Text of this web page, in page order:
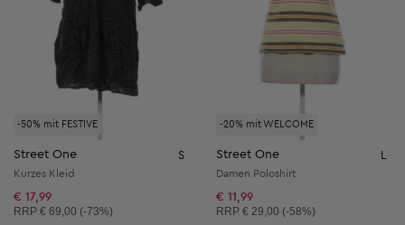
-50% mit FESTIVE
Street One S
Kurzes Kleid
€ 17,99
Unverbindliche Preisempfehlung:
RRP € 69,00 (-73%)
-20% mit WELCOME
Street One
Damen Poloshirt
€ 11,99
Unverbindliche Preisempfehlung:
RRP € 29,00 (-58%)